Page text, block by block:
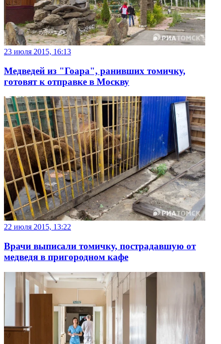
23 июля 2015, 16:13
Медведей из "Гоара", ранивших томичку,
готовят к отправке в Москву
22 июля 2015, 13:22
Врачи выписали томичку, пострадавшую от
медведя в пригородном кафе